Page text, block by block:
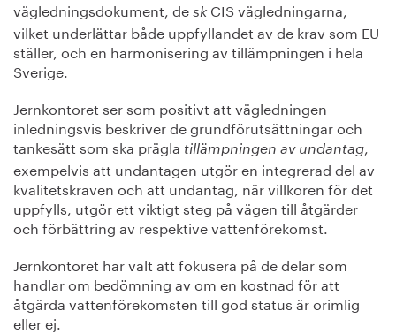
vägledningsdokument, de sk CIS vägledningarna,
vilket underlättar både uppfyllandet av de krav som EU
ställer, och en harmonisering av tillämpningen i hela
Sverige.
Jernkontoret ser som positivt att vägledningen
inledningsvis beskriver de grundförutsättningar och
tankesätt som ska prägla tillämpningen av undantag,
exempelvis att undantagen utgör en integrerad del av
kvalitetskraven och att undantag, när villkoren för det
uppfylls, utgör ett viktigt steg på vägen till åtgärder
och förbättring av respektive vattenförekomst.
Jernkontoret har valt att fokusera på de delar som
handlar om bedömning av om en kostnad för att
åtgärda vattenförekomsten till god status är orimlig
eller ej.